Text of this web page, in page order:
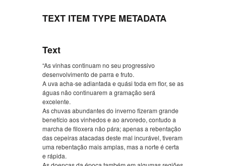
TEXT ITEM TYPE METADATA
Text
“As vinhas continuam no seu progressivo
desenvolvimento de parra e fruto.
A uva acha-se adiantada e quási toda em flor, se as
águas não continuarem a gramação será
excelente.
As chuvas abundantes do inverno fizeram grande
benefício aos vinhedos e ao arvoredo, contudo a
marcha de filoxera não pára; apenas a rebentação
das cepeiras atacadas deste mal incurável, tiveram
uma rebentação mais amplas, mas a norte é certa
e rápida.